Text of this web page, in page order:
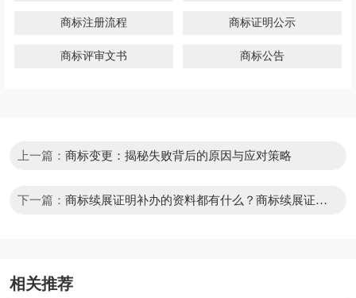
商标注册流程 商标证明公示
商标评审文书 商标公告
上一篇： 商标变更：揭秘失败背后的原因与应对策略
下一篇： 商标续展证明补办的资料都有什么？商标续展证明
相关推荐